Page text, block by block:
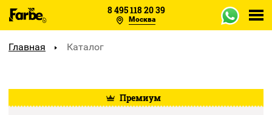
Москва
8 495 118 20 39
Образцы
Главная Каталог
Премиум